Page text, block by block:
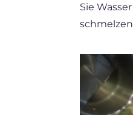
Sie Wasser
schmelzen